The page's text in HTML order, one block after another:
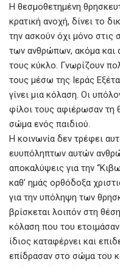
Η θεσμοθετημένη
κρατική ανοχή, δίνει το
την ασκούν όχι μόνο στις
των ανθρώπων, ακόμα και
τους κύκλο. Γνωρίζουν
τους μέσω της Ιεράς
γίνει μια κόλαση. Οι
φίλοι τους αφιέρωσαν τη
σώμα ενός παιδιού.
Η κοινωνία δεν τρέφει
ευυπόληπτων αυτών
αποκαλύψεις για την
καθ’ ημάς ορθόδοξα
για την υπόληψη των
βρίσκεται λοιπόν στη
κόλαση που του ετοιμάσανε
ίδιος καταφέρνει και
επίδρασαν στο σώμα του